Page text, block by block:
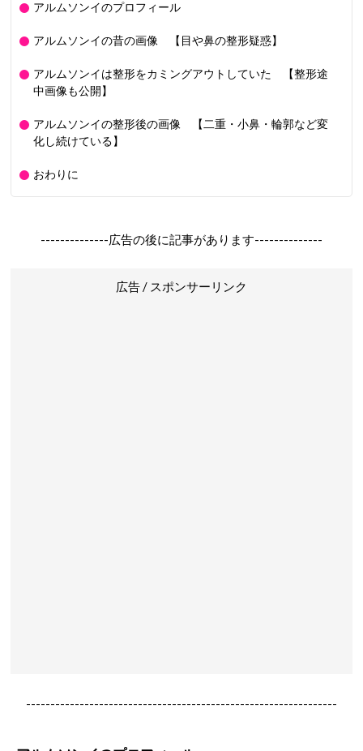
アルムソンイのプロフィール
アルムソンイの昔の画像 【目や鼻の整形疑惑】
アルムソンイは整形をカミングアウトしていた 【整形途
中画像も公開】
アルムソンイの整形後の画像 【二重・小鼻・輪郭など変
化し続けている】
おわりに
--------------広告の後に記事があります--------------
広告 / スポンサーリンク
----------------------------------------------------------------